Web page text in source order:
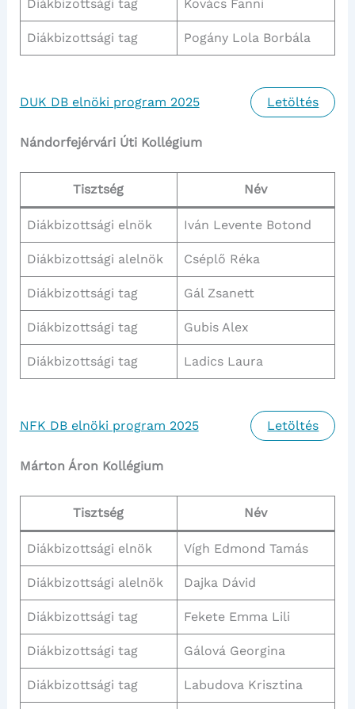
Diákbizottsági tag Kovács Fanni
Diákbizottsági tag Pogány Lola Borbála
DUK DB elnöki program 2025 Letöltés
Nándorfejérvári Úti Kollégium
Tisztség Név
Diákbizottsági elnök Iván Levente Botond
Diákbizottsági alelnök Cséplő Réka
Diákbizottsági tag Gál Zsanett
Diákbizottsági tag Gubis Alex
Diákbizottsági tag Ladics Laura
NFK DB elnöki program 2025 Letöltés
Márton Áron Kollégium
Tisztség Név
Diákbizottsági elnök Vígh Edmond Tamás
Diákbizottsági alelnök Dajka Dávid
Diákbizottsági tag Fekete Emma Lili
Diákbizottsági tag Gálová Georgina
Diákbizottsági tag Labudova Krisztina